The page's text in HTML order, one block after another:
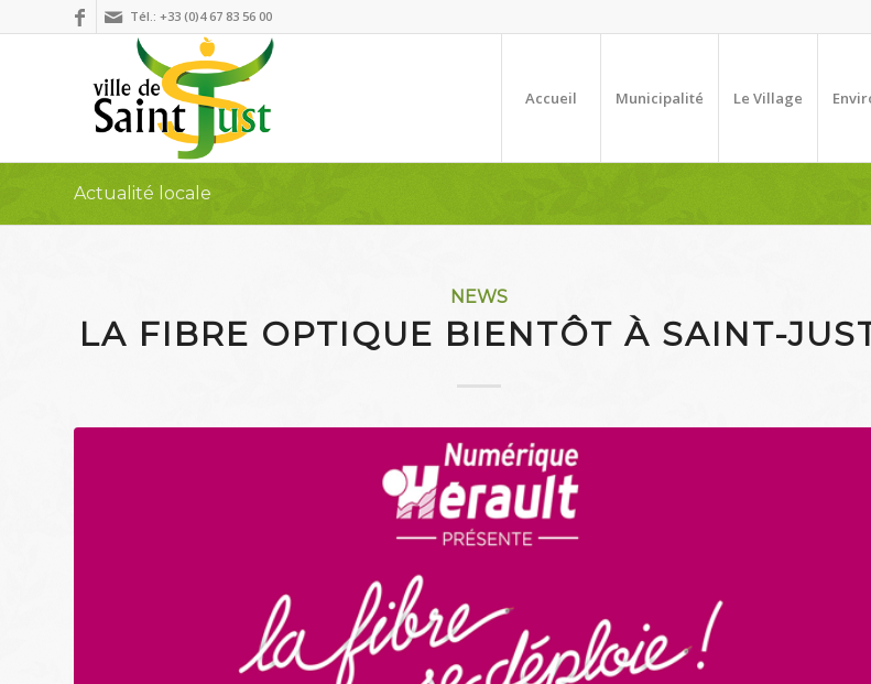
Tél.: +33 (0)4 67 83 56 00
Accueil Municipalité Le Village
Actualité locale
NEWS
LA FIBRE OPTIQUE BIENTÔT À SAINT-